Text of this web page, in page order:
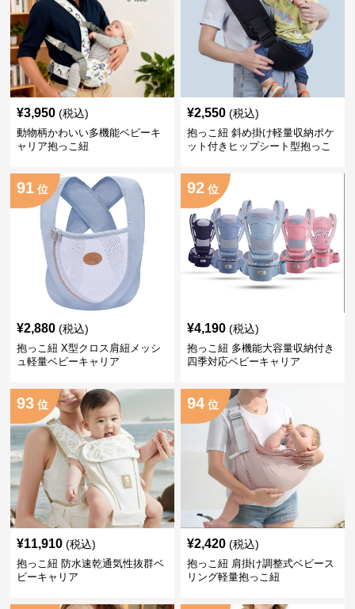
¥3,950 (税込)
動物柄かわいい多機能ベビーキ
ャリア抱っこ紐
¥2,550 (税込)
抱っこ紐 斜め掛け軽量収納ポケ
ット付きヒップシート型抱っこ
91 位
¥2,880 (税込)
抱っこ紐 X型クロス肩紐メッシ
ュ軽量ベビーキャリア
92 位
¥4,190 (税込)
抱っこ紐 多機能大容量収納付き
四季対応ベビーキャリア
93 位
¥11,910 (税込)
抱っこ紐 防水速乾通気性抜群ベ
ビーキャリア
94 位
¥2,420 (税込)
抱っこ紐 肩掛け調整式ベビース
リング軽量抱っこ紐